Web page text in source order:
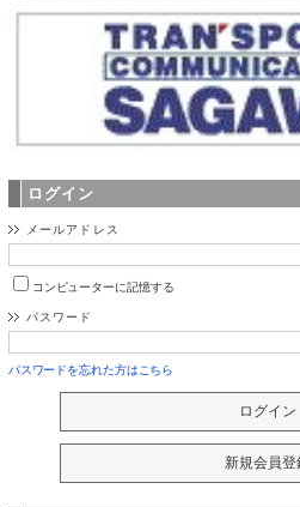
ログイン
メールアドレス
コンピューターに記憶する
パスワード
パスワードを忘れた方はこちら